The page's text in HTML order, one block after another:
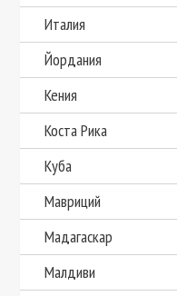
Италия
Йордания
Кения
Коста Рика
Куба
Мавриций
Мадагаскар
Малдиви